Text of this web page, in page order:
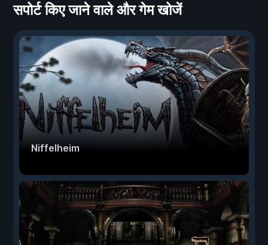
सपोर्ट किए जाने वाले और गेम खोजें
Niffelheim